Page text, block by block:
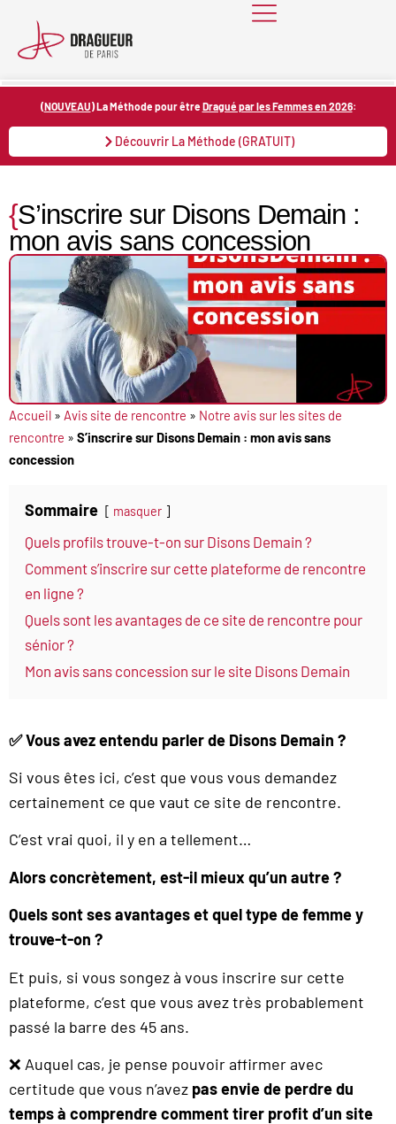
content
(NOUVEAU) La Méthode pour être Dragué par les Femmes en 2026:
Découvrir La Méthode (GRATUIT)
{S’inscrire sur Disons Demain :
mon avis sans concession
Accueil » Avis site de rencontre » Notre avis sur les sites de
rencontre » S’inscrire sur Disons Demain : mon avis sans
concession
Sommaire masquer
Quels profils trouve-t-on sur Disons Demain ?
Comment s’inscrire sur cette plateforme de rencontre
en ligne ?
Quels sont les avantages de ce site de rencontre pour
sénior ?
Mon avis sans concession sur le site Disons Demain
✅Vous avez entendu parler de Disons Demain ?
Si vous êtes ici, c’est que vous vous demandez
certainement ce que vaut ce site de rencontre.
C’est vrai quoi, il y en a tellement…
Alors concrètement, est-il mieux qu’un autre ?
Quels sont ses avantages et quel type de femme y
trouve-t-on ?
Et puis, si vous songez à vous inscrire sur cette
plateforme, c’est que vous avez très probablement
passé la barre des 45 ans.
❌ Auquel cas, je pense pouvoir affirmer avec
certitude que vous n’avez pas envie de perdre du
temps à comprendre comment tirer profit d’un site